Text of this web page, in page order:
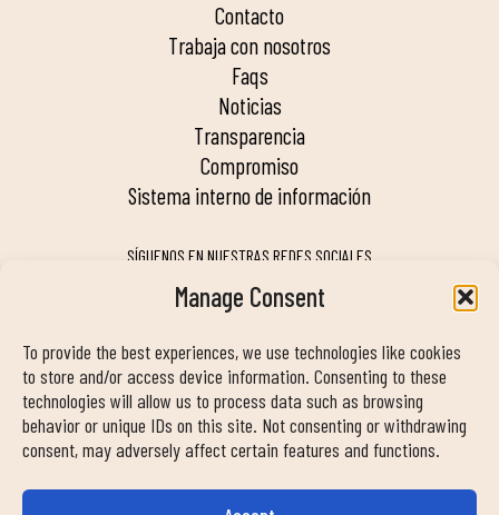
Manage Consent
To provide the best experiences, we use technologies like cookies
to store and/or access device information. Consenting to these
technologies will allow us to process data such as browsing
behavior or unique IDs on this site. Not consenting or withdrawing
consent, may adversely affect certain features and functions.
contacto
trabaja con nosotros
faqs
noticias
transparencia
compromiso
sistema interno de información
SÍGUENOS EN NUESTRAS REDES SOCIALES
MY DUIN APP